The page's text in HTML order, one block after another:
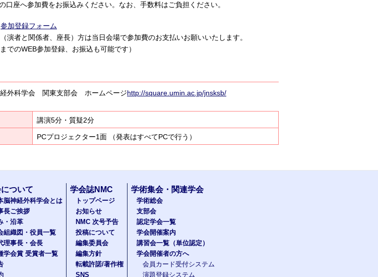
口座へ参加費をお振込みください。なお、手数料はご負担ください。
参加登録フォーム
演者と関係者、座長）方は当日会場で参加費のお支払いお願いいたします。
でのWEB参加登録、お振込も可能です）
経外科学会 関東支部会 ホームページhttp://square.umin.ac.jp/jnsksb/
講演5分・質疑2分
PCプロジェクター1面 （発表はすべてPCで行う）
ついて
脳神経外科学会とは
長ご挨拶
・沿革
組織図・役員一覧
理事長・会長
学会賞 受賞者一覧
学会誌NMC
トップページ
お知らせ
NMC 次号予告
投稿について
編集委員会
編集方針
転載許諾/著作権
SNS
学術集会・関連学会
学術総会
支部会
認定学会一覧
学会開催案内
講習会一覧（単位認定）
学会開催者の方へ
会員カード受付システム
演題登録システム